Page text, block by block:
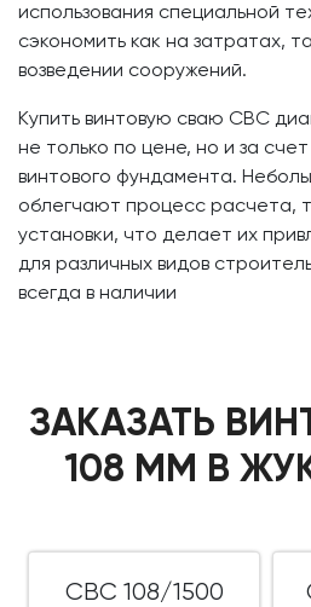
использования специальной
сэкономить как на затратах,
возведении сооружений.
Купить винтовую сваю СВС
не только по цене, но и за
винтового фундамента.
облегчают процесс расчета,
установки, что делает их
для различных видов
всегда в наличии
ЗАКАЗАТЬ
108 ММ В
СВС 108/1500